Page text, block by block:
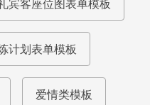
宾客座位图表单模板
计划表单模板
爱情类模板